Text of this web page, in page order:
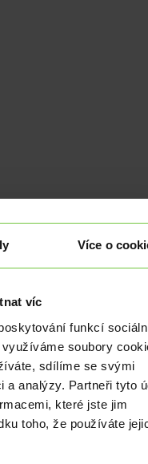
Více o
víc
funkcí
soubory
sdílíme se svými
a analýzy. Partneři tyto
které jste jim
toho, že používáte